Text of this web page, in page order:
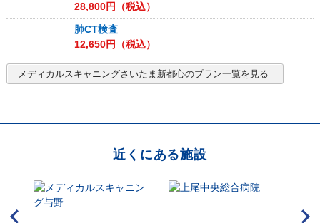
28,800円（税込）
肺CT検査
12,650円（税込）
メディカルスキャニングさいたま新都心のプラン一覧を見る
近くにある施設